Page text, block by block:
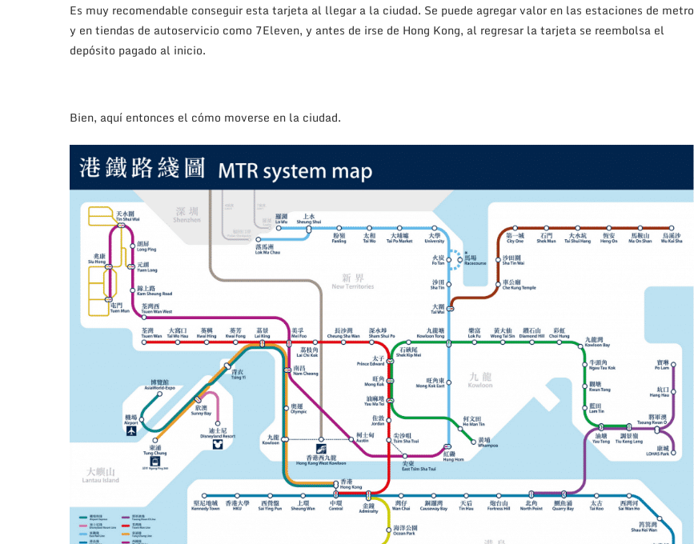
Es muy recomendable conseguir esta tarjeta al llegar a la ciudad. Se puede agregar valor en las estaciones de metro
y en tiendas de autoservicio como 7Eleven, y antes de irse de Hong Kong, al regresar la tarjeta se reembolsa el
depósito pagado al inicio.
Bien, aquí entonces el cómo moverse en la ciudad.